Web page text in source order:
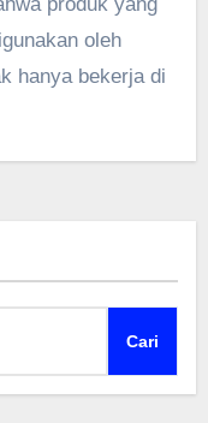
oleh
hanya bekerja di
Cari